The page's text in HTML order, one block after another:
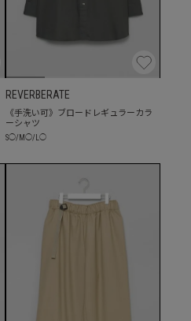
REVERBERATE
《手洗い可》ブロードレギュラーカラ
ーシャツ
S◯/ M ◯/ ◯